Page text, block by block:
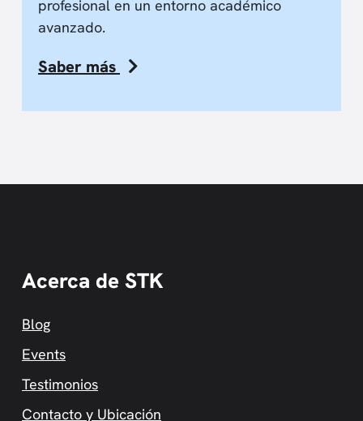
profesional en un entorno académico
avanzado.
Saber más
Acerca de STK
Blog
Events
Testimonios
Contacto y Ubicación